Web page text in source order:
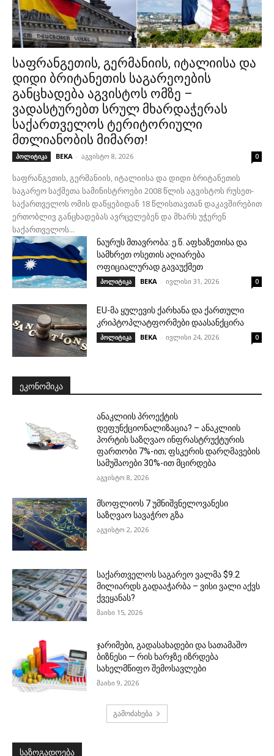
საფრანგეთის, გერმანიის, იტალიისა და
დიდი ბრიტანეთის საგარეოების
განცხადება აგვისტოს ომზე –
ვადასტურებთ სრულ მხარდაჭერას
საქართველოს ტერიტორიული
მთლიანობის მიმართ!
პოლიტიკა BEKA - აგვისტო 8, 2026 0
საფრანგეთის, გერმანიის, იტალიისა და დიდი ბრიტანეთის
საგარეო საქმეთა სამინისტროები 2008 წლის აგვისტოს რუსეთ-
საქართველოს ომის დაწყებიდან 18 წლისთავთან დაკავშირებით
ერთობლივ განცხადებას ავრცელებენ და მხარს უჭერენ
საქართველოს...
ნაურუს მთავრობა: ე.წ. აფხაზეთისა და
სამხრეთ ოსეთის აღიარება
ოფიციალურად გავაუქმეთ
პოლიტიკა BEKA - ივლისი 31, 2026 0
EU-მა ყულევის ქარხანა და ქართული
კრიპტოპლატფორმები დაასანქცირა
პოლიტიკა BEKA - ივლისი 24, 2026 0
ᲔᲙᲝᲜᲝᲛᲘᲙᲐ
ანაკლიის პროექტის
დეფუნქციონალიზაცია? – ანაკლიის
პორტის საზღვაო ინფრასტრუქტურის
ფართობი 7%-ით; ფსკერის დარღმავების
სამუშაოები 30%-ით მცირდება
აგვისტო 8, 2026
მსოფლიოს 7 უმნიშვნელოვანესი
საზღვაო სავაჭრო გზა
აგვისტო 2, 2026
საქართველოს საგარეო ვალმა $9.2
მილიარდს გადააჭარბა – ვისი ვალი აქვს
ქვეყანას?
მაისი 15, 2026
ჯარიმები, გადასახადები და სათამაშო
ბიზნესი — რის ხარჯზე იზრდება
სახელმწიფო შემოსავლები
მაისი 9, 2026
გამოძახება
საზოგადოება